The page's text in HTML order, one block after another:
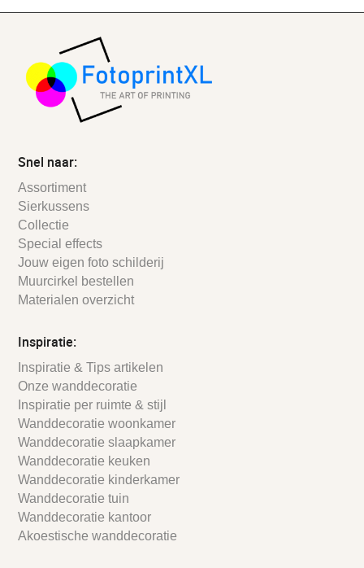
Snel naar:
Assortiment
Sierkussens
Collectie
Special effects
Jouw eigen foto schilderij
Muurcirkel bestellen
Materialen overzicht
Inspiratie:
Inspiratie & Tips artikelen
Onze wanddecoratie
Inspiratie per ruimte & stijl
Wanddecoratie woonkamer
Wanddecoratie slaapkamer
Wanddecoratie keuken
Wanddecoratie kinderkamer
Wanddecoratie tuin
Wanddecoratie kantoor
Akoestische wanddecoratie